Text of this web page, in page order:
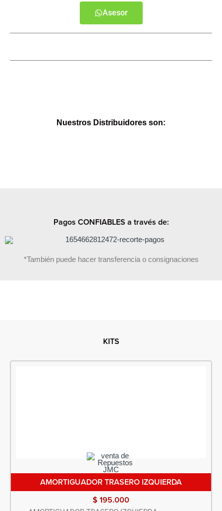
Asesor
Nuestros Distribuidores son:
Pagos CONFIABLES a través de:
*También puede hacer transferencia o consignaciones
KITS
AMORTIGUADOR TRASERO IZQUIERDA
$ 195.000